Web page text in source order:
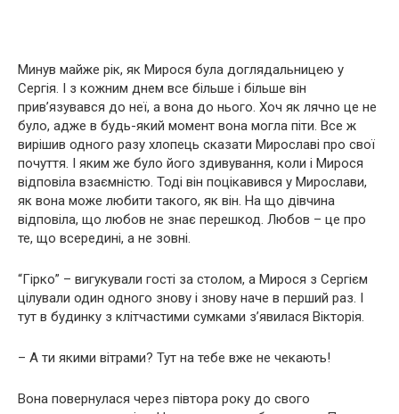
Минув майже рік, як Мирося була доглядальницею у
Сергія. І з кожним днем ​​все більше і більше він
прив’язувався до неї, а вона до нього. Хоч як лячно це не
було, адже в будь-який момент вона могла піти. Все ж
вирішив одного разу хлопець сказати Мирославі про свої
почуття. І яким же було його здивування, коли і Мирося
відповіла взаємністю. Тоді він поцікавився у Мирослави,
як вона може любити такого, як він. На що дівчина
відповіла, що любов не знає перешкод. Любов – це про
те, що всередині, а не зовні.
“Гірко” – вигукували гості за столом, а Мирося з Сергієм
цілували один одного знову і знову наче в перший раз. І
тут в будинку з клітчастими сумками з’явилася Вікторія.
– А ти якими вітрами? Тут на тебе вже не чекають!
Вона повернулася через півтора року до свого